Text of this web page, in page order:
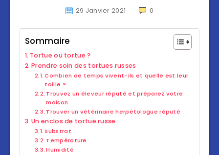
29 Janvier 2021 0
Sommaire
Tortue ou tortue ?
Prendre soin des tortues russes
Combien de temps vivent-ils et quelle est leur
taille ?
Trouvez un éleveur réputé et préparez votre
maison
Trouver un vétérinaire herpétologue réputé
Un enclos de tortue russe
Substrat
Température
Humidité